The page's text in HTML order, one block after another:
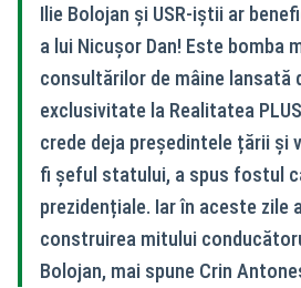
Ilie Bolojan și USR-iștii ar
a lui Nicușor Dan! Este bomba
consultărilor de mâine lansată
exclusivitate la Realitatea
crede deja președintele țării și
fi șeful statului, a spus fostul
prezidențiale. Iar în aceste zile
construirea mitului
Bolojan, mai spune Crin